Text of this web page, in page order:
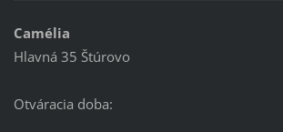
Camélia
Hlavná 35 Štúrovo
Otváracia doba: